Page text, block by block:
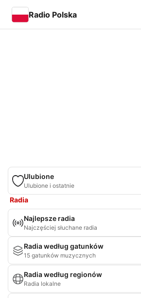
Radio Polska
Ulubione
Ulubione i ostatnie
Radia
Najlepsze radia
Najczęściej słuchane radia
Radia według gatunków
15 gatunków muzycznych
Radia według regionów
Radia lokalne